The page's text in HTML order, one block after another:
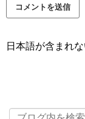
日本語が含まれ